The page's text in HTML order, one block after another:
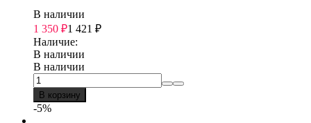
В наличии
1 350 ₽1 421 ₽
Наличие:
В наличии
В наличии
В корзину
-5%